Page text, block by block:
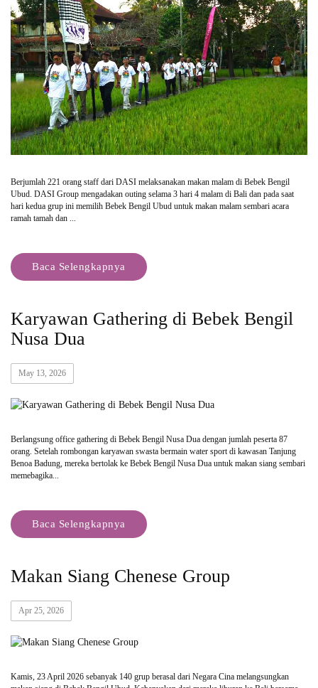
Berjumlah 221 orang staff dari DASI melaksanakan makan malam di Bebek Bengil
Ubud. DASI Group mengadakan outing selama 3 hari 4 malam di Bali dan pada saat
hari kedua grup ini memilih Bebek Bengil Ubud untuk makan malam sembari acara
ramah tamah dan ...
Baca Selengkapnya
Karyawan Gathering di Bebek Bengil
Nusa Dua
May 13, 2026
Berlangsung office gathering di Bebek Bengil Nusa Dua dengan jumlah peserta 87
orang. Setelah rombongan karyawan swasta bermain water sport di kawasan Tanjung
Benoa Badung, mereka bertolak ke Bebek Bengil Nusa Dua untuk makan siang sembari
memebagika...
Baca Selengkapnya
Makan Siang Chenese Group
Apr 25, 2026
Kamis, 23 April 2026 sebanyak 140 grup berasal dari Negara Cina melangsungkan